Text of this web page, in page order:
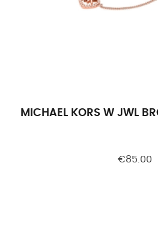
MICHAEL KORS W JWL
€85.00